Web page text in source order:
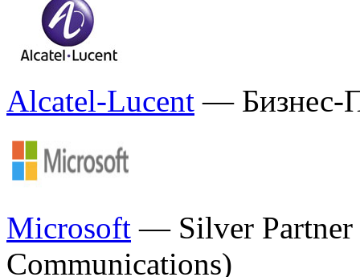
Alcatel-Lucent — Бизнес-
Microsoft — Silver Partner
Communications)